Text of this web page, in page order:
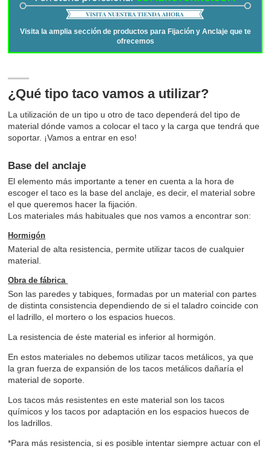
Visita la amplia sección de productos para Fijación y Anclaje que te
ofrecemos
¿Qué tipo taco vamos a utilizar?
La utilización de un tipo u otro de taco dependerá del tipo de
material dónde vamos a colocar el taco y la carga que tendrá que
soportar. ¡Vamos a entrar en eso!
Base del anclaje
El elemento más importante a tener en cuenta a la hora de
escoger el taco es la base del anclaje, es decir, el material sobre
el que queremos hacer la fijación.
Los materiales más habituales que nos vamos a encontrar son:
Hormigón
Material de alta resistencia, permite utilizar tacos de cualquier
material.
Obra de fábrica
Son las paredes y tabiques, formadas por un material con partes
de distinta consistencia dependiendo de si el taladro coincide con
el ladrillo, el mortero o los espacios huecos.
La resistencia de éste material es inferior al hormigón.
En estos materiales no debemos utilizar tacos metálicos, ya que
la gran fuerza de expansión de los tacos metálicos dañaría el
material de soporte.
Los tacos más resistentes en este material son los tacos
químicos y los tacos por adaptación en los espacios huecos de
los ladrillos.
*Para más resistencia, si es posible intentar siempre actuar con el